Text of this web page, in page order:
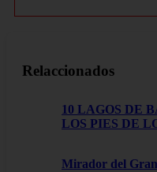
Relaccionados
10 LAGOS DE
LOS PIES DE
Mirador del